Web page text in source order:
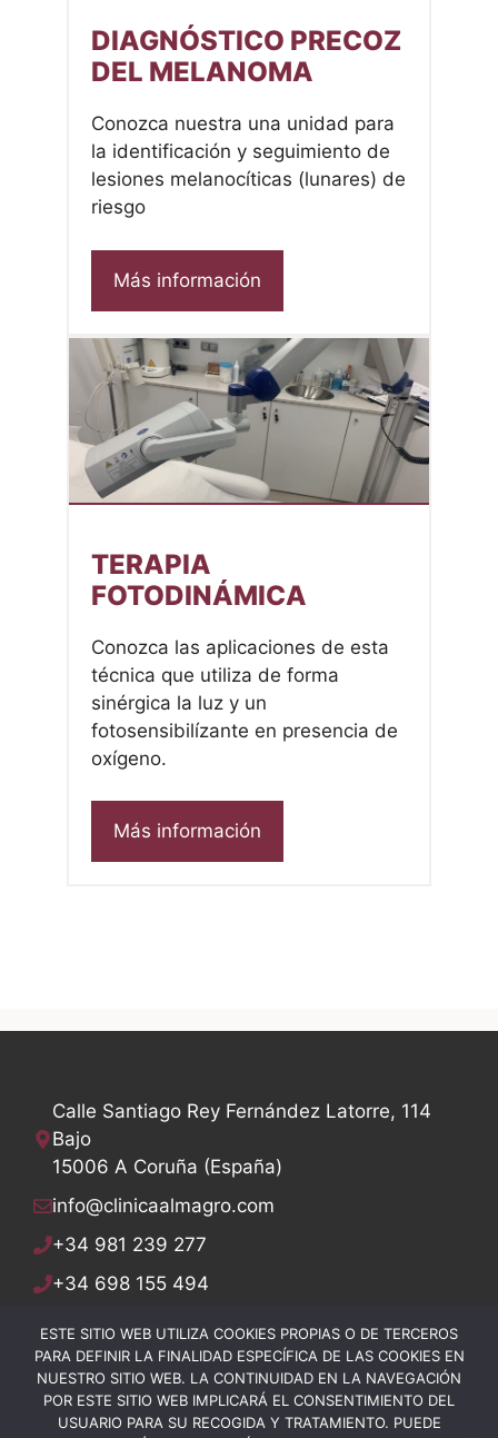
DIAGNÓSTICO PRECOZ
DEL MELANOMA
Conozca nuestra una unidad para
la identificación y seguimiento de
lesiones melanocíticas (lunares) de
riesgo
Más información
TERAPIA
FOTODINÁMICA
Conozca las aplicaciones de esta
técnica que utiliza de forma
sinérgica la luz y un
fotosensibilízante en presencia de
oxígeno.
Más información
Calle Santiago Rey Fernández Latorre, 114
Bajo
15006 A Coruña (España)
info@clinicaalmagro.com
+34 981 239 277
+34 698 155 494
+34 981 235 442
ESTE SITIO WEB UTILIZA COOKIES PROPIAS O DE TERCEROS
PARA DEFINIR LA FINALIDAD ESPECÍFICA DE LAS COOKIES EN
NUESTRO SITIO WEB. LA CONTINUIDAD EN LA NAVEGACIÓN
POR ESTE SITIO WEB IMPLICARÁ EL CONSENTIMIENTO DEL
USUARIO PARA SU RECOGIDA Y TRATAMIENTO. PUEDE